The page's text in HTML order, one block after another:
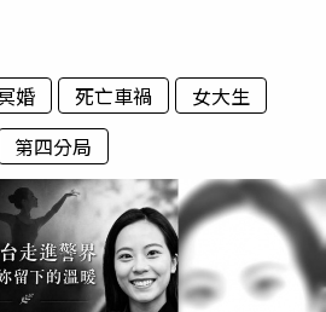
婚 死亡車禍
女大生
第四分局